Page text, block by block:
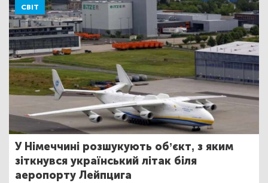
СВІТ
У Німеччині розшукують об’єкт, з яким
зіткнувся український літак біля
аеропорту Лейпцига